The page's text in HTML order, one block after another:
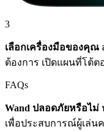
3
เลือกเครื่องมือของคุณ
ต้องการ เปิดแผนที่โต้
FAQs
Wand ปลอดภัยหรือไม่
เพื่อประสบการณ์ผู้เล่น